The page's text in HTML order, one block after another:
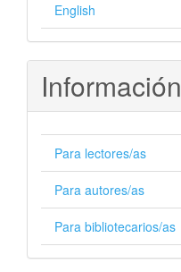
English
Información
Para lectores/as
Para autores/as
Para bibliotecarios/as